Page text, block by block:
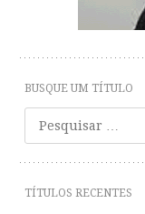
BUSQUE UM TÍTULO
Pesquisar
TÍTULOS RECENTES